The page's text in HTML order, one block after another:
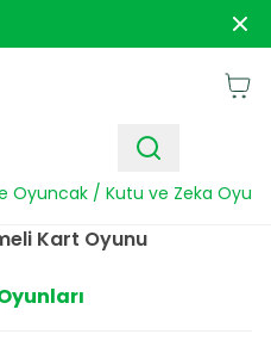
Oyuncak / Kutu ve Zeka
Kart Oyunu